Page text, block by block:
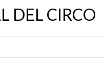
DEL CIRCO